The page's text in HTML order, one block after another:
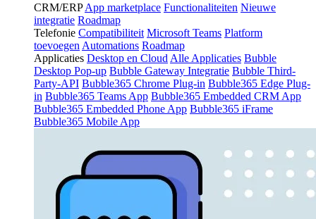
CRM/ERP App marketplace Functionaliteiten Nieuwe
integratie Roadmap
Telefonie Compatibiliteit Microsoft Teams Platform
toevoegen Automations Roadmap
Applicaties Desktop en Cloud Alle Applicaties Bubble
Desktop Pop-up Bubble Gateway Integratie Bubble Third-
Party-API Bubble365 Chrome Plug-in Bubble365 Edge Plug-
in Bubble365 Teams App Bubble365 Embedded CRM App
Bubble365 Embedded Phone App Bubble365 iFrame
Bubble365 Mobile App